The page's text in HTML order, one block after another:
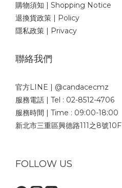
購物須知 | Shopping Notice
退換貨政策 | Policy
隱私政策 | Privacy
聯絡我們
官方LINE | @candacecmz
服務電話 | Tel : 02-8512-4706
服務時間 | Time : 09:00-18:00
新北市三重區興德路111之8號10F
FOLLOW US